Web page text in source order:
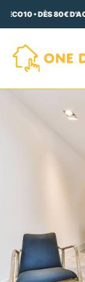
• DÈS 80€